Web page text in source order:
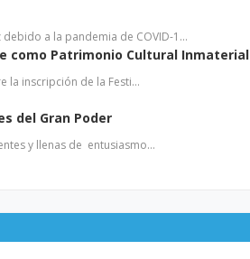
debido a la pandemia de COVID-1…
como Patrimonio Cultural Inmaterial
la inscripción de la Festi…
del Gran Poder
y llenas de entusiasmo…